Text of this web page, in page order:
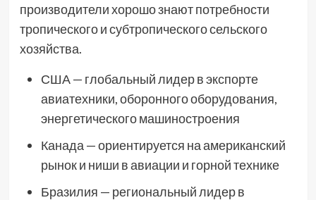
производители хорошо знают потребности
тропического и субтропического сельского
хозяйства.
США — глобальный лидер в экспорте
авиатехники, оборонного оборудования,
энергетического машиностроения
Канада — ориентируется на американский
рынок и ниши в авиации и горной технике
Бразилия — региональный лидер в